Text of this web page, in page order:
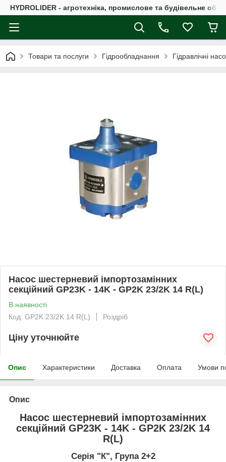
HYDROLIDER - агротехніка, промислове та будівельне
Товари та послуги Гідрообладнання Гідравлічні
Насос шестерневий імпортозамінних
секційний GP23K - 14K - GP2K 23/2K 14 R(L)
В наявності
Код: GP2K 23/2K 14 R(L)
Роздріб
Ціну уточнюйте
Опис Характеристики Доставка Оплата Умови
Опис
Насос шестерневий імпортозамінних
секційний GP23K - 14K - GP2K 23/2K 14
R(L)
Серія "К", Група 2+2